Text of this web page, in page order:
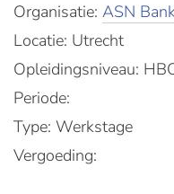
Organisatie: ASN
Locatie: Utrecht
Opleidingsniveau:
Periode:
Type: Werkstage
Vergoeding: